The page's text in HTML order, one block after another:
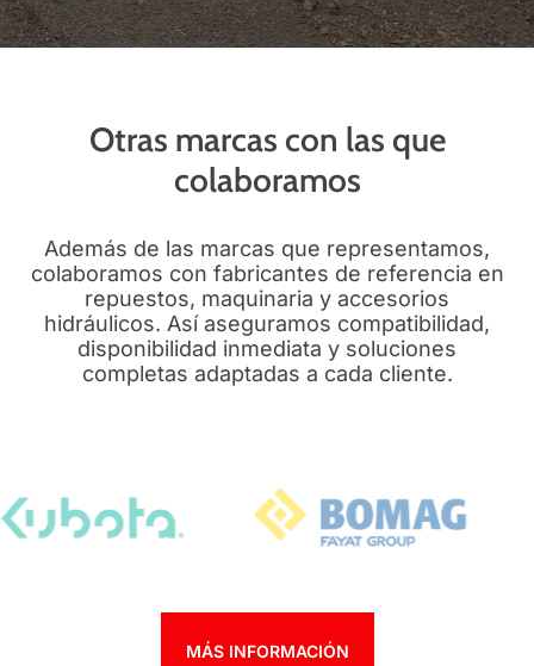
Otras marcas con las que
colaboramos
Además de las marcas que representamos,
colaboramos con fabricantes de referencia en
repuestos, maquinaria y accesorios
hidráulicos. Así aseguramos compatibilidad,
disponibilidad inmediata y soluciones
completas adaptadas a cada cliente.
MÁS INFORMACIÓN